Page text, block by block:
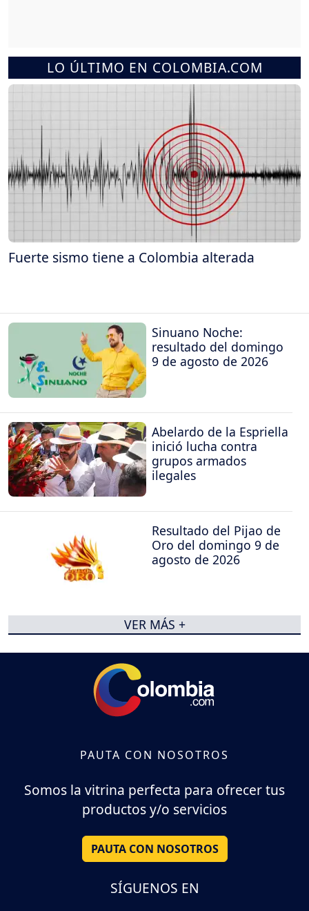
LO ÚLTIMO EN COLOMBIA.COM
Fuerte sismo tiene a Colombia alterada
Sinuano Noche:
resultado del domingo
9 de agosto de 2026
Abelardo de la Espriella
inició lucha contra
grupos armados
ilegales
Resultado del Pijao de
Oro del domingo 9 de
agosto de 2026
VER MÁS +
PAUTA CON NOSOTROS
Somos la vitrina perfecta para ofrecer tus
productos y/o servicios
PAUTA CON NOSOTROS
SÍGUENOS EN